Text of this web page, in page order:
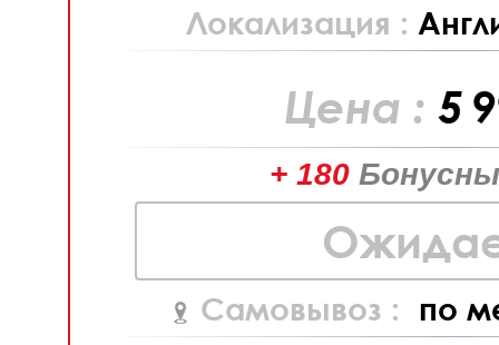
Локализация :
Цена : 5
+ 180
Самовывоз : по